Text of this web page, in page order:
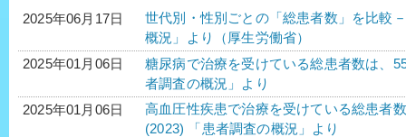
2025年06月17日
世代別・性別ごとの「総患者数」を比較
概況」より（厚生労働省）
2025年01月06日
糖尿病で治療を受けている総患者数は
者調査の概況」より
2025年01月06日
高血圧性疾患で治療を受けている総患者
(2023) 「患者調査の概況」より